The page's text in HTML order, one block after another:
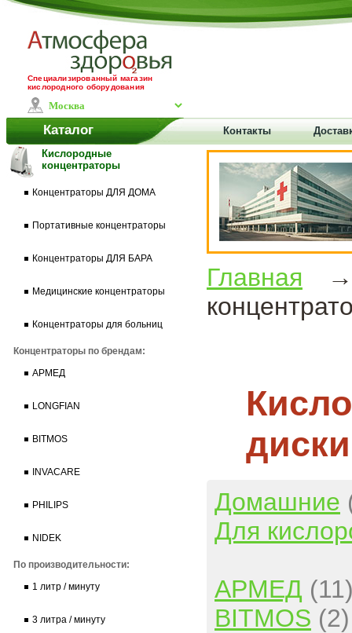
Специализированный магазин
кислородного оборудования
Каталог Контакты
Кислородные
концентраторы
Концентраторы ДЛЯ ДОМА
Портативные концентраторы
Концентраторы ДЛЯ БАРА
Медицинские концентраторы
Концентраторы для больниц
Концентраторы по брендам:
АРМЕД
LONGFIAN
BITMOS
INVACARE
PHILIPS
NIDEK
По производительности:
1 литр / минуту
3 литра / минуту
Главная
Домашние
Для
АРМЕД
BITMOS (2)